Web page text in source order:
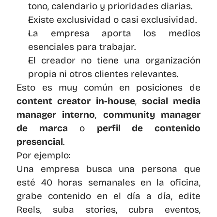
tono, calendario y prioridades diarias.
Existe exclusividad o casi exclusividad.
La empresa aporta los medios
esenciales para trabajar.
El creador no tiene una organización
propia ni otros clientes relevantes.
content creator in-house, social media
manager interno, community manager
de marca o perfil de contenido
presencial.
Por ejemplo:
Una empresa busca una persona que
esté 40 horas semanales en la oficina,
grabe contenido en el día a día, edite
Reels, suba stories, cubra eventos,